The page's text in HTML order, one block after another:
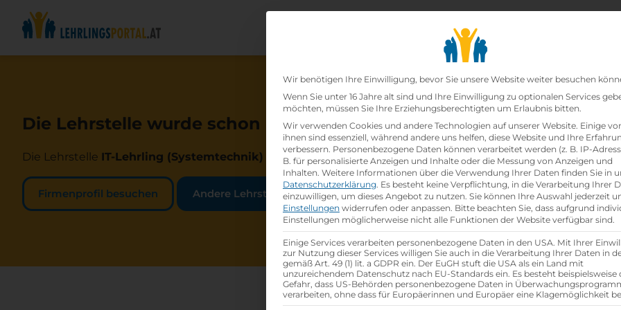
Lehrbetriebesearch
Die Lehrstelle wurde schon besetzt!
Die Lehrstelle IT-Lehrling (Systemtechnik) beiSalzburger Flughafen GmbHist schonbesetzt.
Firmenprofil besuchen Andere Lehrstelle suchen
Datenschutz-
Wir benötigen Ihre Einwilligung, bevor Sie unsere Website weiter besuchen
Wenn Sie unter 16 Jahre alt sind und Ihre Einwilligung zu optionalen Services
möchten, müssen Sie Ihre Erziehungsberechtigten um Erlaubnis bitten.
Wir verwenden Cookies und andere Technologien auf unserer Website. Einige
ihnen sind essenziell, während andere uns helfen, diese Website und Ihre
verbessern. Personenbezogene Daten können verarbeitet werden (z. B. IP-
B. für personalisierte Anzeigen und Inhalte oder die Messung von Anzeigen und
Inhalten. Weitere Informationen über die Verwendung Ihrer Daten finden Sie in
Datenschutzerklärung. Es besteht keine Verpflichtung, in die Verarbeitung Ihrer
einzuwilligen, um dieses Angebot zu nutzen. Sie können Ihre Auswahl jederzeit
Einstellungen widerrufen oder anpassen. Bitte beachten Sie, dass aufgrund
Einstellungen möglicherweise nicht alle Funktionen der Website verfügbar sind.
Einige Services verarbeiten personenbezogene Daten in den USA. Mit Ihrer
zur Nutzung dieser Services willigen Sie auch in die Verarbeitung Ihrer Daten in
gemäß Art. 49 (1) lit. a GDPR ein. Der EuGH stuft die USA als ein Land mit
unzureichendem Datenschutz nach EU-Standards ein. Es besteht beispielsweise
Gefahr, dass US-Behörden personenbezogene Daten in
verarbeiten, ohne dass für Europäerinnen und Europäer eine Klagemöglichkeit